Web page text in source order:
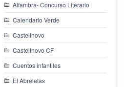
Alfambra- Concurso Literario
Calendario Verde
Castellnovo
Castellnovo CF
Cuentos infantiles
El Abrelatas